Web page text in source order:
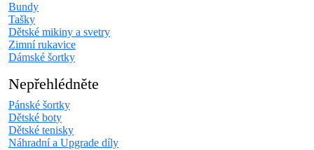
Bundy
Tašky
Dětské mikiny a svetry
Zimní rukavice
Dámské šortky
Nepřehlédněte
Pánské šortky
Dětské boty
Dětské tenisky
Náhradní a Upgrade díly